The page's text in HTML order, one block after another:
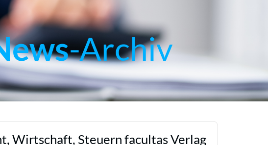
-Archiv
Wirtschaft, Steuern facultas Verlag